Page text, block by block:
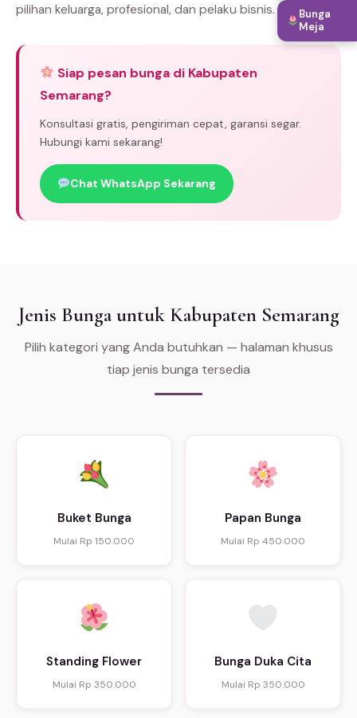
pilihan keluarga, profesional, dan pelaku bisnis.
Siap pesan bunga di Kabupaten
Semarang?
Konsultasi gratis, pengiriman cepat, garansi segar.
Hubungi kami sekarang!
Chat WhatsApp Sekarang
Jenis Bunga untuk Kabupaten Semarang
Pilih kategori yang Anda butuhkan — halaman khusus
tiap jenis bunga tersedia
Buket Bunga
Mulai Rp 150.000
Papan Bunga
Mulai Rp 450.000
Standing Flower
Mulai Rp 350.000
Bunga Duka Cita
Mulai Rp 350.000
Bunga
Meja